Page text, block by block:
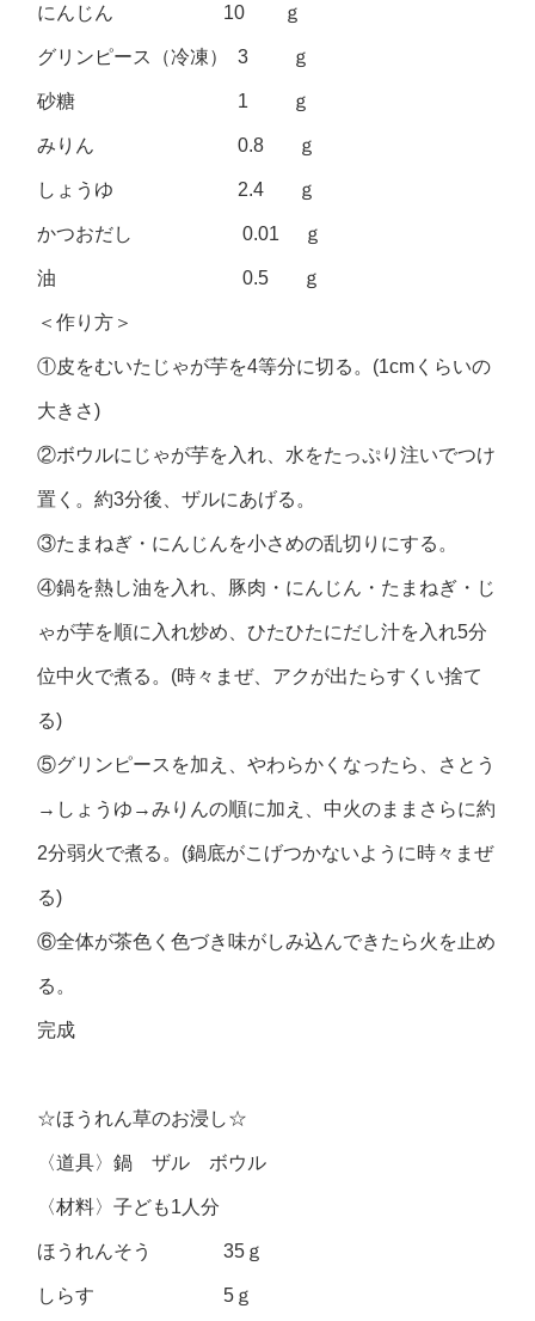
にんじん 10 ｇ
グリンピース（冷凍） 3 ｇ
砂糖 1 ｇ
みりん 0.8 ｇ
しょうゆ 2.4 ｇ
かつおだし 0.01 ｇ
油 0.5 ｇ
＜作り方＞
①皮をむいたじゃが芋を4等分に切る。(1cmくらいの
大きさ)
②ボウルにじゃが芋を入れ、水をたっぷり注いでつけ
置く。約3分後、ザルにあげる。
③たまねぎ・にんじんを小さめの乱切りにする。
④鍋を熱し油を入れ、豚肉・にんじん・たまねぎ・じ
ゃが芋を順に入れ炒め、ひたひたにだし汁を入れ5分
位中火で煮る。(時々まぜ、アクが出たらすくい捨て
る)
⑤グリンピースを加え、やわらかくなったら、さとう
→しょうゆ→みりんの順に加え、中火のままさらに約
2分弱火で煮る。(鍋底がこげつかないように時々まぜ
る)
⑥全体が茶色く色づき味がしみ込んできたら火を止め
る。
完成
☆ほうれん草のお浸し☆
〈道具〉鍋 ザル ボウル
〈材料〉子ども1人分
ほうれんそう 35ｇ
しらす 5ｇ